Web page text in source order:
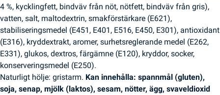
4 %, kycklingfett, bindväv från nöt, nötfett, bindväv från gris),
vatten, salt, maltodextrin, smakförstärkare (E621),
stabiliseringsmedel (E451, E401, E516, E450, E301), antioxidant
(E316), kryddextrakt, aromer, surhetsreglerande medel (E262,
E331), glukos, dextros, färgämne (E120), kryddor, socker,
konserveringsmedel (E250).
Naturligt hölje: gristarm. Kan innehålla: spannmål (gluten),
soja, senap, mjölk (laktos), sesam, nötter, ägg, svaveldioxid